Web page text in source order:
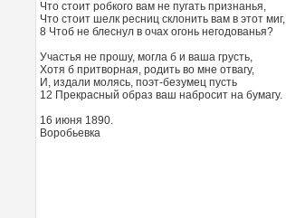
Что стоит робкого вам не пугать признанья,
Что стоит шелк ресниц склонить вам в этот миг,
8 Чтоб не блеснул в очах огонь негодованья?
Участья не прошу, могла б и ваша грусть,
Хотя б притворная, родить во мне отвагу,
И, издали молясь, поэт-безумец пусть
12 Прекрасный образ ваш набросит на бумагу.
16 июня 1890.
Воробьевка